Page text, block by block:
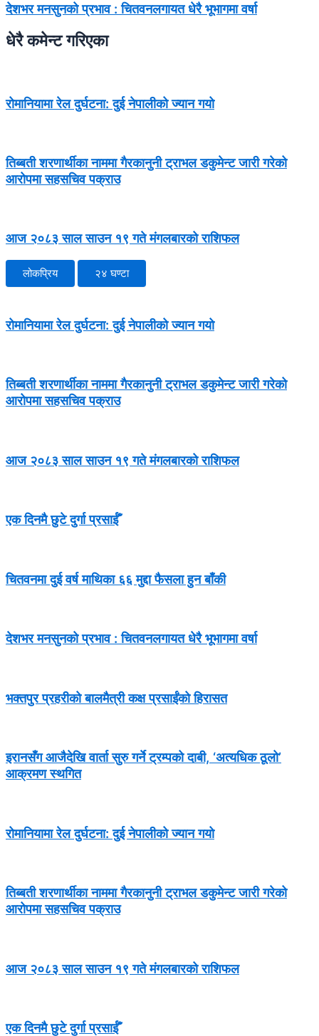
देशभर मनसुनको प्रभाव : चितवनलगायत धेरै भूभागमा वर्षा
धेरै कमेन्ट गरिएका
रोमानियामा रेल दुर्घटना: दुई नेपालीको ज्यान गयो
तिब्बती शरणार्थीका नाममा गैरकानुनी ट्राभल डकुमेन्ट जारी गरेको
आरोपमा सहसचिव पक्राउ
आज २०८३ साल साउन १९ गते मंगलबारको राशिफल
लोकप्रिय २४ घण्टा
रोमानियामा रेल दुर्घटना: दुई नेपालीको ज्यान गयो
तिब्बती शरणार्थीका नाममा गैरकानुनी ट्राभल डकुमेन्ट जारी गरेको
आरोपमा सहसचिव पक्राउ
आज २०८३ साल साउन १९ गते मंगलबारको राशिफल
एक दिनमै छुटे दुर्गा प्रसाईँ
चितवनमा दुई वर्ष माथिका ६६ मुद्दा फैसला हुन बाँकी
देशभर मनसुनको प्रभाव : चितवनलगायत धेरै भूभागमा वर्षा
भक्तपुर प्रहरीको बालमैत्री कक्ष प्रसाईंको हिरासत
इरानसँग आजैदेखि वार्ता सुरु गर्ने ट्रम्पको दाबी, ‘अत्यधिक ठूलो’
आक्रमण स्थगित
रोमानियामा रेल दुर्घटना: दुई नेपालीको ज्यान गयो
तिब्बती शरणार्थीका नाममा गैरकानुनी ट्राभल डकुमेन्ट जारी गरेको
आरोपमा सहसचिव पक्राउ
आज २०८३ साल साउन १९ गते मंगलबारको राशिफल
एक दिनमै छुटे दुर्गा प्रसाईँ